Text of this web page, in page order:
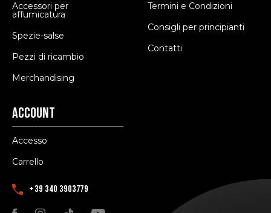
Accessori per
affumicatura
Spezie-salse
Pezzi di ricambio
Merchandising
Termini e Condizioni
Consigli per principianti
Contatti
Account
Accesso
Carrello
+39 340 3903779